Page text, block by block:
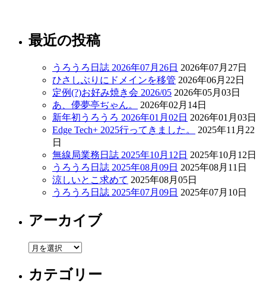
最近の投稿
うろうろ日誌 2026年07月26日 2026年07月27日
ひさしぶりにドメインを移管 2026年06月22日
定例(?)お好み焼き会 2026/05 2026年05月03日
あ、儚夢亭ぢゃん。
2026年02月14日
新年初うろうろ 2026年01月02日 2026年01月03日
Edge Tech+ 2025行ってきました。
2025年11月22
日
無線局業務日誌 2025年10月12日 2025年10月12日
うろうろ日誌 2025年08月09日 2025年08月11日
涼しいとこ求めて 2025年08月05日
うろうろ日誌 2025年07月09日 2025年07月10日
アーカイブ
ア
カ
イ
カテゴリー